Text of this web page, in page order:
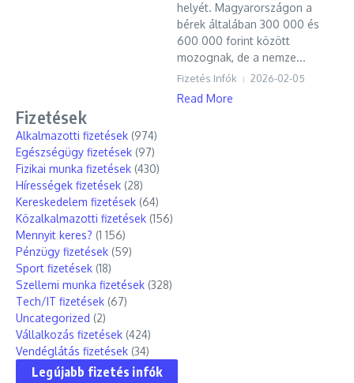
helyét. Magyarországon a
bérek általában 300 000 és
600 000 forint között
mozognak, de a nemze...
Fizetés Infók 2026-02-05
Read More
Fizetések
Alkalmazotti fizetések (974)
Egészségügy fizetések (97)
Fizikai munka fizetések (430)
Hírességek fizetések (28)
Kereskedelem fizetések (64)
Közalkalmazotti fizetések (156)
Mennyit keres? (1 156)
Pénzügy fizetések (59)
Sport fizetések (18)
Szellemi munka fizetések (328)
Tech/IT fizetések (67)
Uncategorized (2)
Vállalkozás fizetések (424)
Vendéglátás fizetések (34)
Legújabb fizetés infók